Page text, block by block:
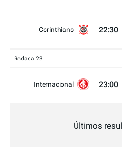
Corinthians 22:30
Rodada 23
Internacional 23:00
Últimos